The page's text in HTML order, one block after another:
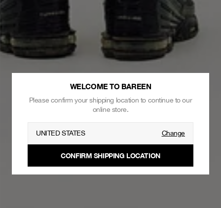
WELCOME TO BAREEN
Please confirm your shipping location to continue to our
online store.
UNITED STATES Change
CONFIRM SHIPPING LOCATION